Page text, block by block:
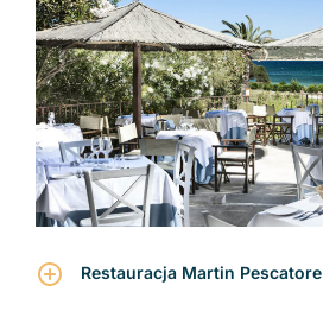
Restauracja Martin Pescatore